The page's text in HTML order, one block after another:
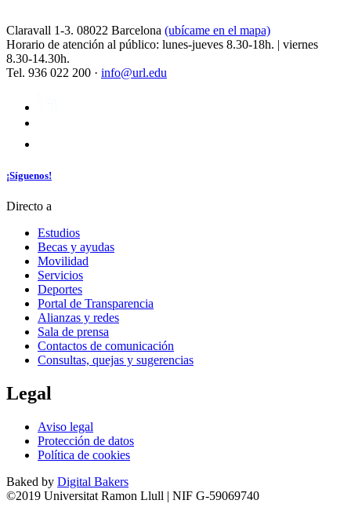
Claravall 1-3. 08022 Barcelona (ubícame en el mapa)
Horario de atención al público: lunes-jueves 8.30-18h. | viernes
8.30-14.30h.
Tel. 936 022 200 · info@url.edu
¡Síguenos!
Directo a
Estudios
Becas y ayudas
Movilidad
Servicios
Deportes
Portal de Transparencia
Alianzas y redes
Sala de prensa
Contactos de comunicación
Consultas, quejas y sugerencias
Legal
Aviso legal
Protección de datos
Política de cookies
Baked by Digital Bakers
©2019 Universitat Ramon Llull | NIF G-59069740